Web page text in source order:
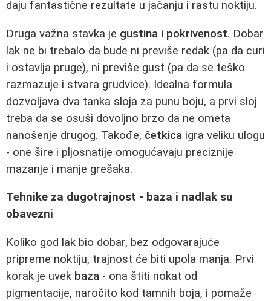
daju fantastične rezultate u jačanju i rastu noktiju.
Druga važna stavka je gustina i pokrivenost. Dobar
lak ne bi trebalo da bude ni previše redak (pa da curi
i ostavlja pruge), ni previše gust (pa da se teško
razmazuje i stvara grudvice). Idealna formula
dozvoljava dva tanka sloja za punu boju, a prvi sloj
treba da se osuši dovoljno brzo da ne ometa
nanošenje drugog. Takođe, četkica igra veliku ulogu
- one šire i pljosnatije omogućavaju preciznije
mazanje i manje grešaka.
Tehnike za dugotrajnost - baza i nadlak su
obavezni
Koliko god lak bio dobar, bez odgovarajuće
pripreme noktiju, trajnost će biti upola manja. Prvi
korak je uvek baza - ona štiti nokat od
pigmentacije, naročito kod tamnih boja, i pomaže